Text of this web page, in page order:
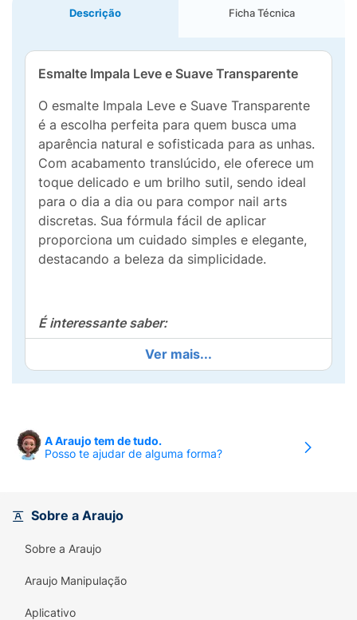
Descrição Ficha Técnica
Esmalte Impala Leve e Suave Transparente
O esmalte Impala Leve e Suave Transparente
é a escolha perfeita para quem busca uma
aparência natural e sofisticada para as unhas.
Com acabamento translúcido, ele oferece um
toque delicado e um brilho sutil, sendo ideal
para o dia a dia ou para compor nail arts
discretas. Sua fórmula fácil de aplicar
proporciona um cuidado simples e elegante,
destacando a beleza da simplicidade.
É interessante saber:
Longa duração
Secagem rápida
Dermatologicamente testado
Ver mais...
A Araujo tem de tudo.
Posso te ajudar de alguma forma?
Sobre a Araujo
Sobre a Araujo
Araujo Manipulação
Aplicativo